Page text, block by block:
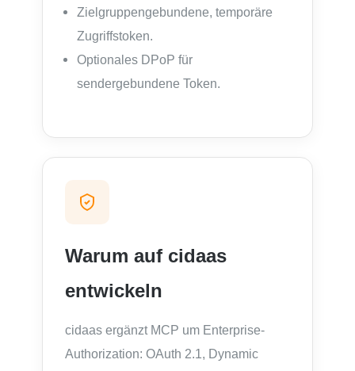
Zielgruppengebundene, temporäre
Zugriffstoken.
Optionales DPoP für
sendergebundene Token.
Warum auf cidaas
entwickeln
cidaas ergänzt MCP um Enterprise-
Authorization: OAuth 2.1, Dynamic